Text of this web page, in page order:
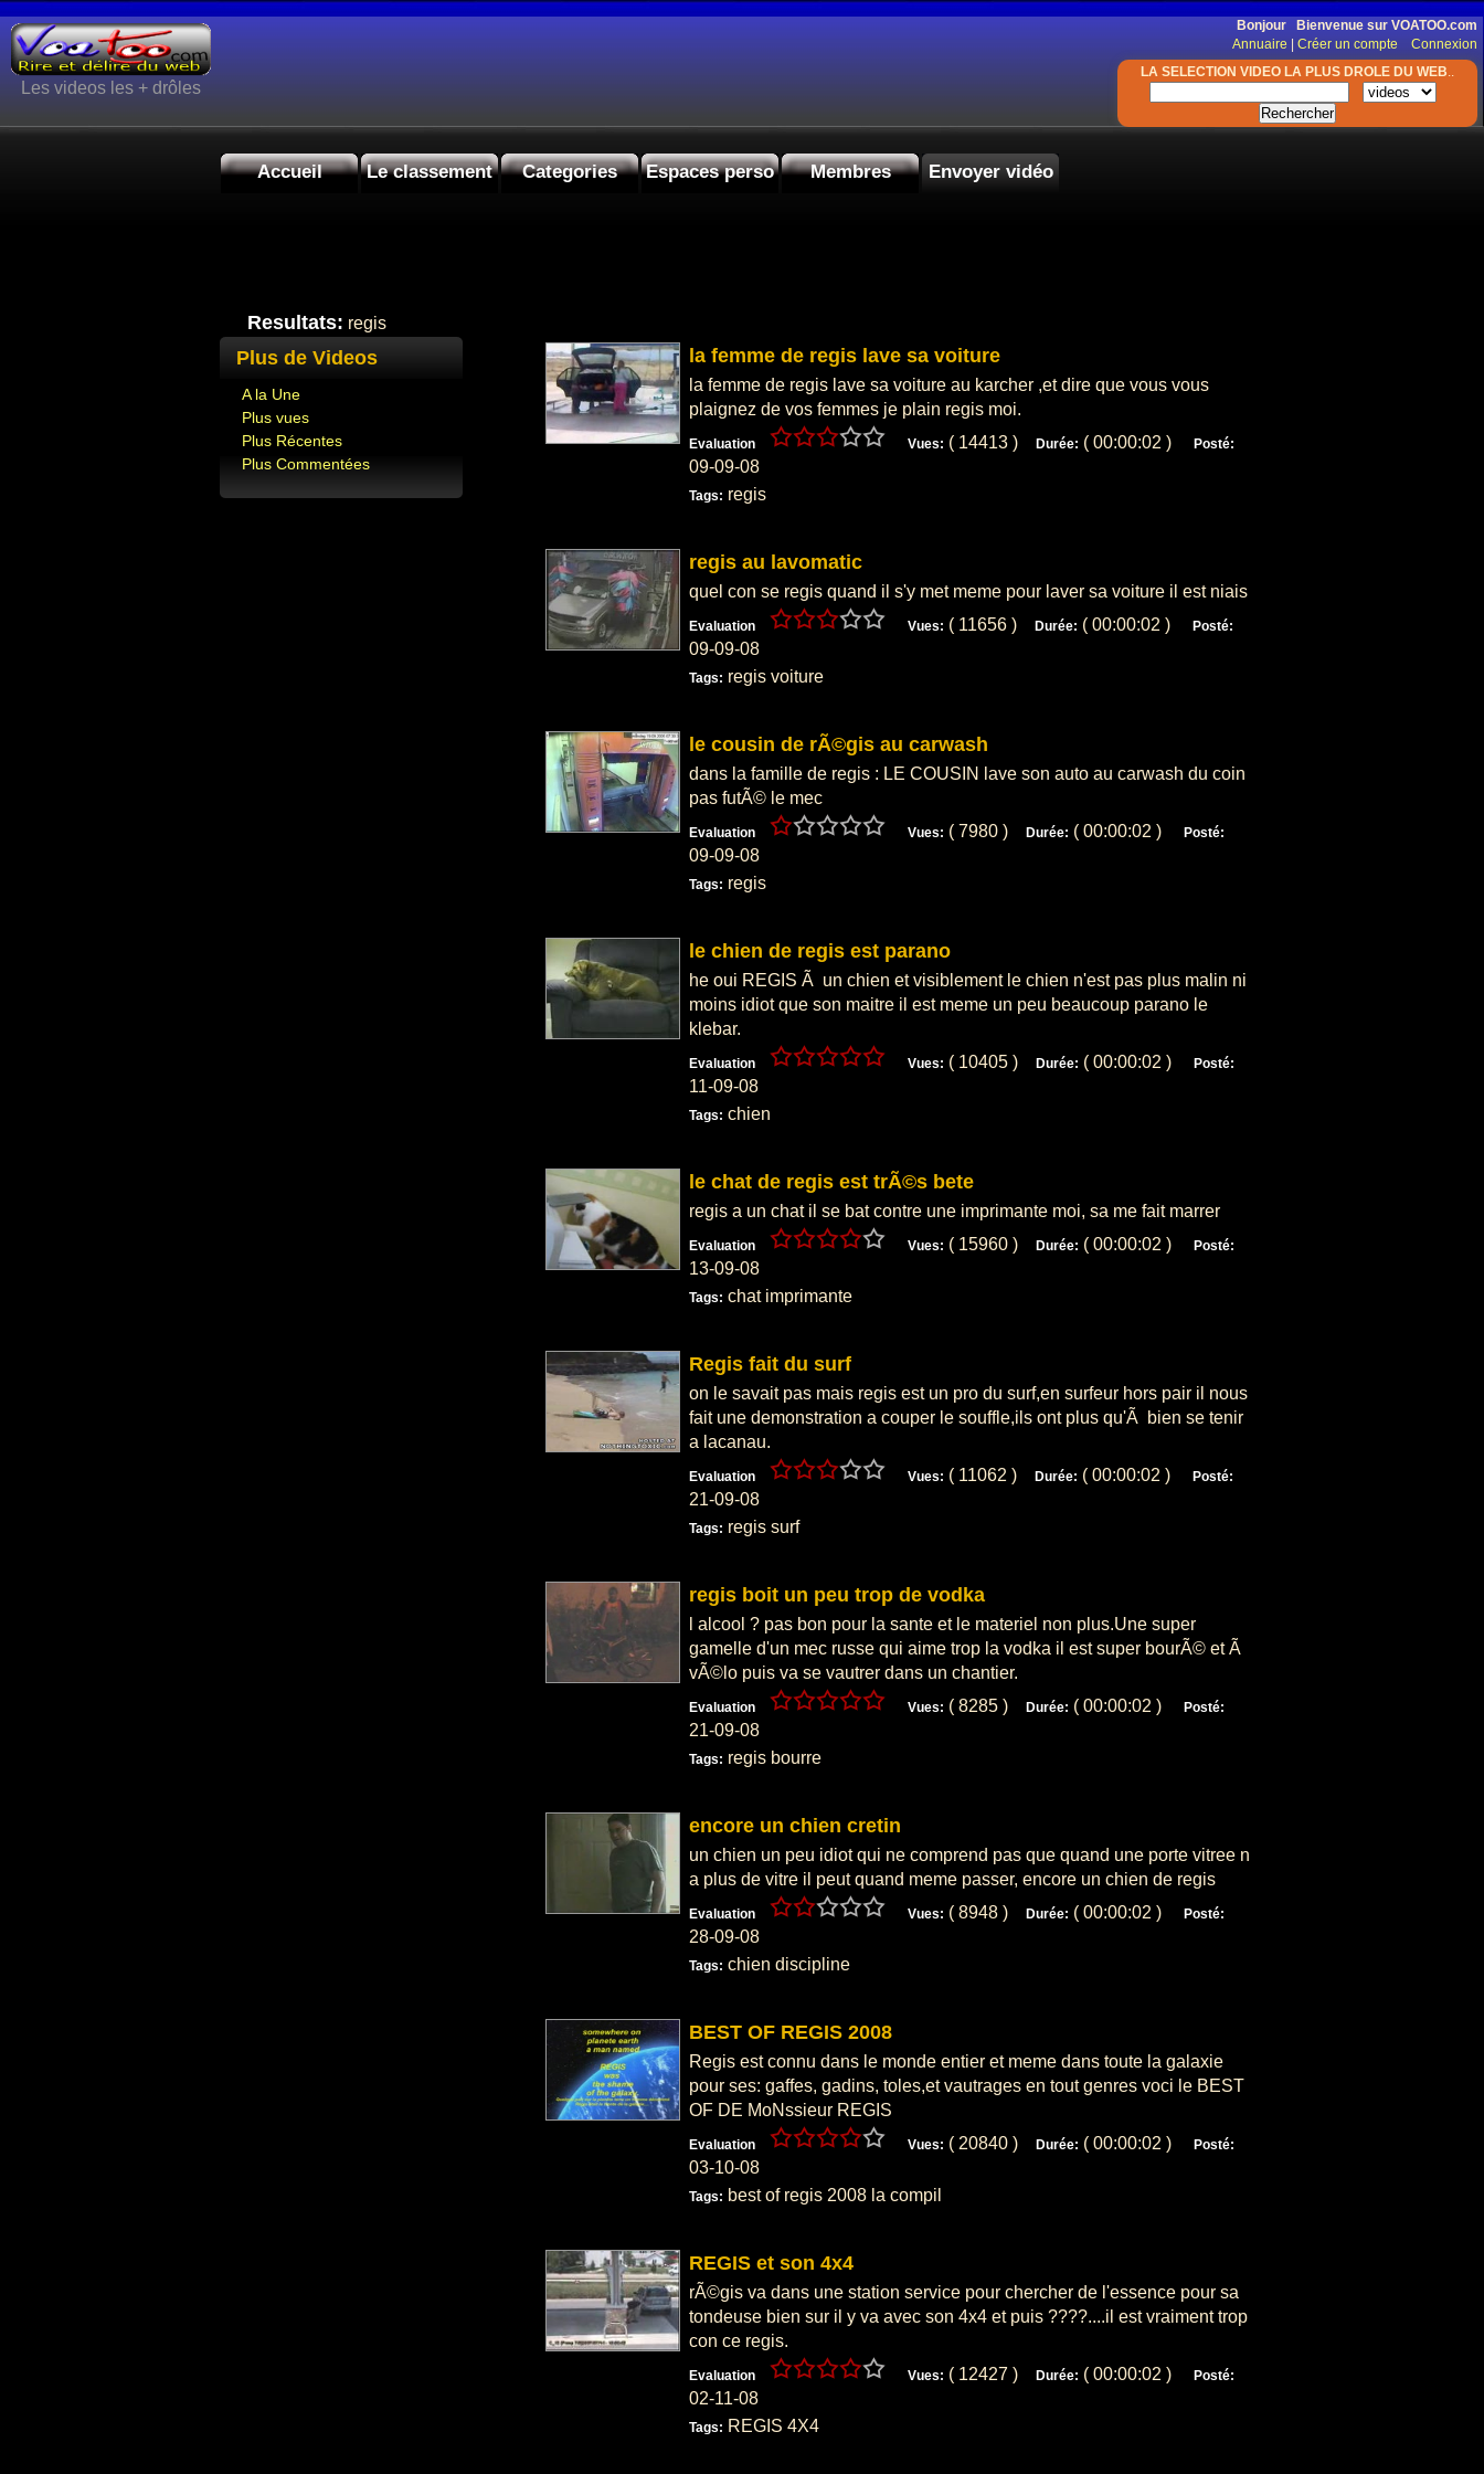
Les videos les + drôles
Bonjour Bienvenue sur VOATOO.com
Annuaire
Créer un compte
Connexion
LA SELECTION VIDEO LA PLUS DROLE DU WEB..
Accueil Le classement Categories Espaces perso Membres Envoyer vidéo
Resultats: regis
Plus de Videos
A la Une
Plus vues
Plus Récentes
Plus Commentées
la femme de regis lave sa voiture
la femme de regis lave sa voiture au karcher ,et dire que vous vous
plaignez de vos femmes je plain regis moi.
Evaluation Vues: ( 14413 ) Durée: ( 00:00:02 ) Posté:
09-09-08
Tags: regis
regis au lavomatic
quel con se regis quand il s'y met meme pour laver sa voiture il est niais
Evaluation Vues: ( 11656 ) Durée: ( 00:00:02 ) Posté:
09-09-08
Tags: regis voiture
le cousin de rÃ©gis au carwash
dans la famille de regis : LE COUSIN lave son auto au carwash du coin
pas futÃ© le mec
Evaluation Vues: ( 7980 ) Durée: ( 00:00:02 ) Posté:
09-09-08
Tags: regis
le chien de regis est parano
he oui REGIS Ã un chien et visiblement le chien n'est pas plus malin ni
moins idiot que son maitre il est meme un peu beaucoup parano le
klebar.
Evaluation Vues: ( 10405 ) Durée: ( 00:00:02 ) Posté:
11-09-08
Tags: chien
le chat de regis est trÃ©s bete
regis a un chat il se bat contre une imprimante moi, sa me fait marrer
Evaluation Vues: ( 15960 ) Durée: ( 00:00:02 ) Posté:
13-09-08
Tags: chat imprimante
Regis fait du surf
on le savait pas mais regis est un pro du surf,en surfeur hors pair il nous
fait une demonstration a couper le souffle,ils ont plus qu'Ã bien se tenir
a lacanau.
Evaluation Vues: ( 11062 ) Durée: ( 00:00:02 ) Posté:
21-09-08
Tags: regis surf
regis boit un peu trop de vodka
l alcool ? pas bon pour la sante et le materiel non plus.Une super
gamelle d'un mec russe qui aime trop la vodka il est super bourÃ© et Ã
vÃ©lo puis va se vautrer dans un chantier.
Evaluation Vues: ( 8285 ) Durée: ( 00:00:02 ) Posté:
21-09-08
Tags: regis bourre
encore un chien cretin
un chien un peu idiot qui ne comprend pas que quand une porte vitree n
a plus de vitre il peut quand meme passer, encore un chien de regis
Evaluation Vues: ( 8948 ) Durée: ( 00:00:02 ) Posté:
28-09-08
Tags: chien discipline
BEST OF REGIS 2008
Regis est connu dans le monde entier et meme dans toute la galaxie
pour ses: gaffes, gadins, toles,et vautrages en tout genres voci le BEST
OF DE MoNssieur REGIS
Evaluation Vues: ( 20840 ) Durée: ( 00:00:02 ) Posté:
03-10-08
Tags: best of regis 2008 la compil
REGIS et son 4x4
rÃ©gis va dans une station service pour chercher de l'essence pour sa
tondeuse bien sur il y va avec son 4x4 et puis ????....il est vraiment trop
con ce regis.
Evaluation Vues: ( 12427 ) Durée: ( 00:00:02 ) Posté:
02-11-08
Tags: REGIS 4X4